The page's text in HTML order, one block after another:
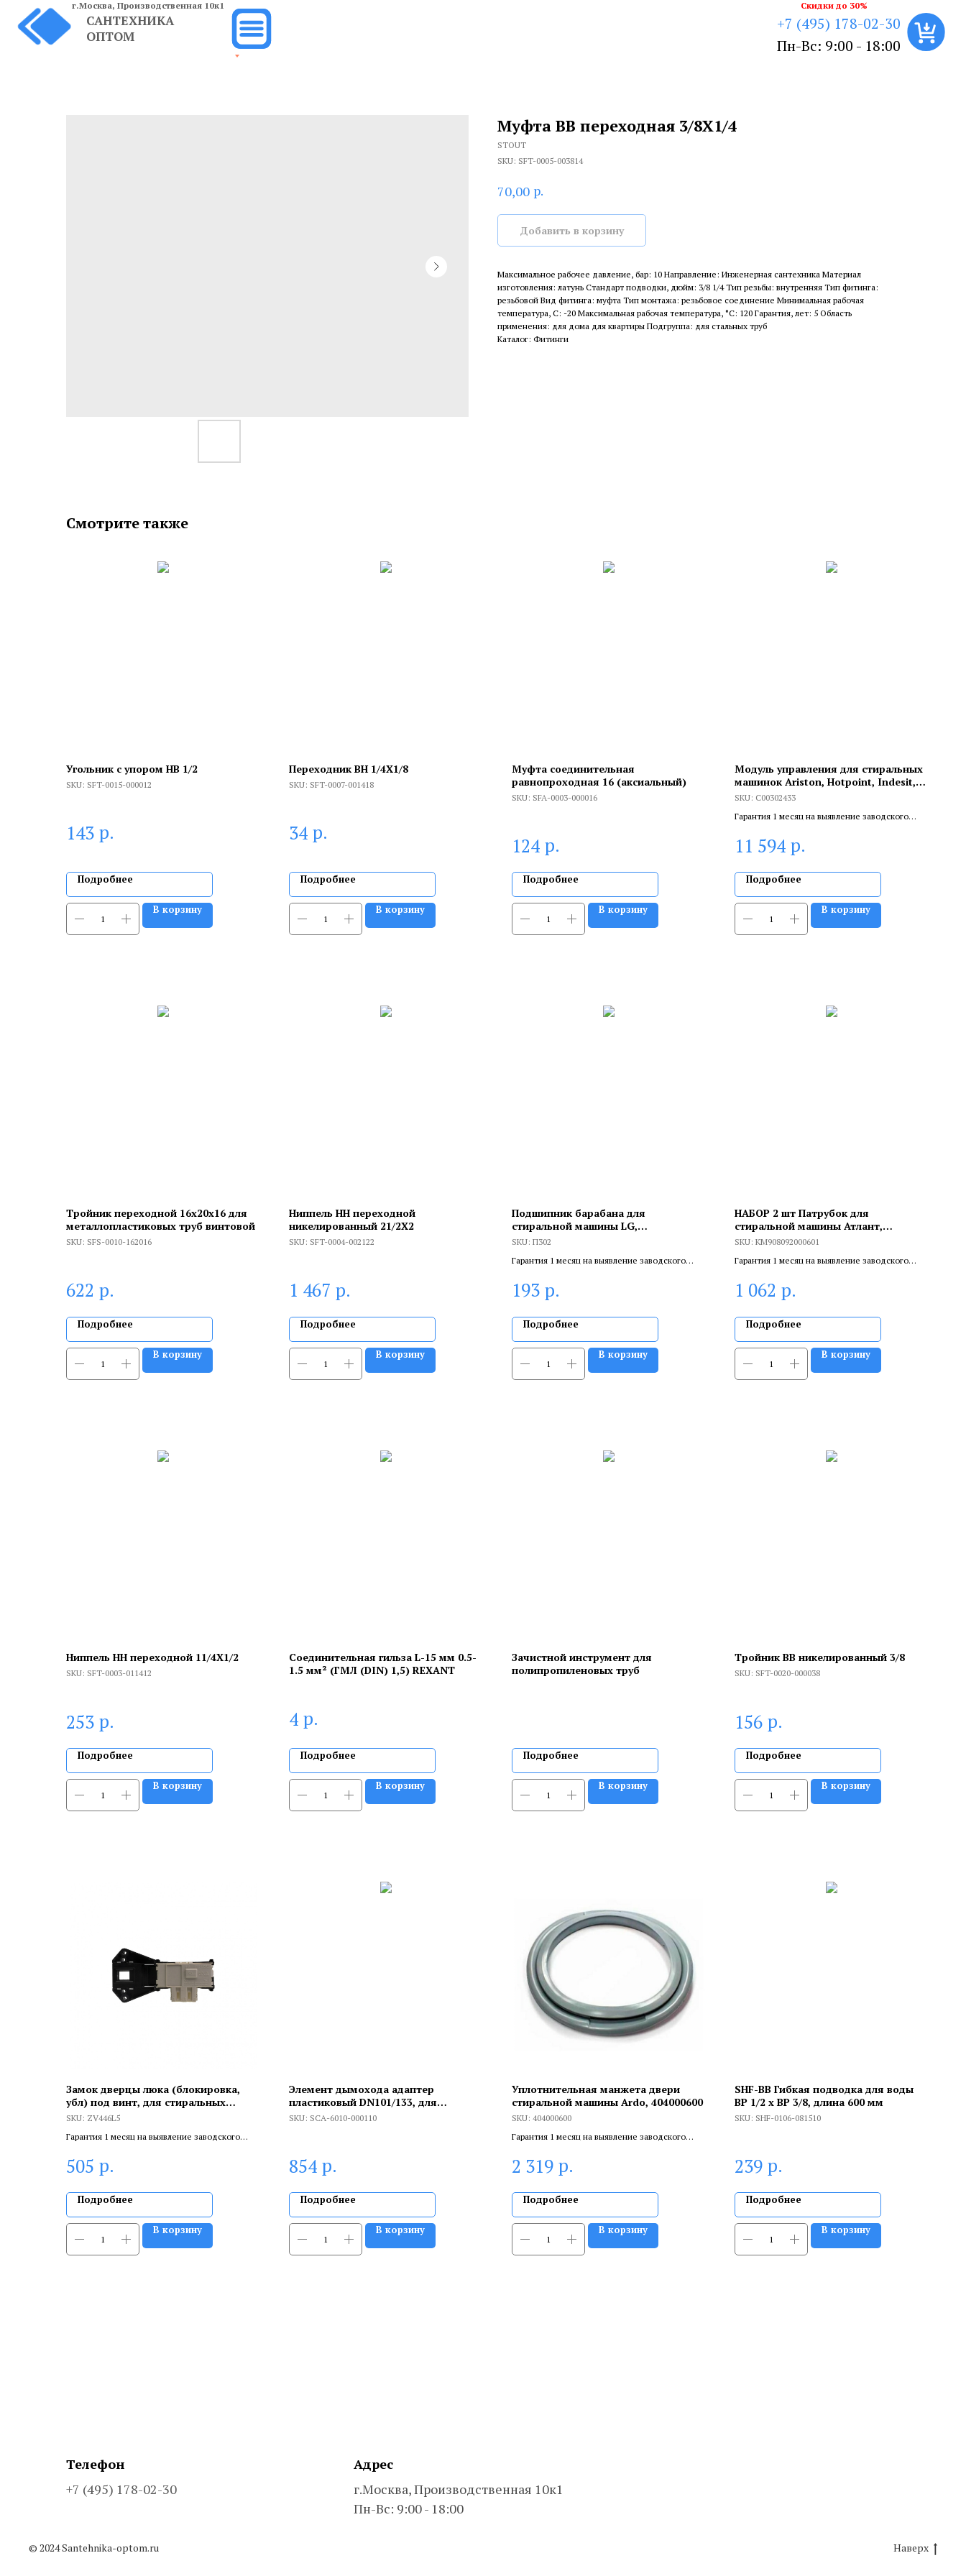
САНТЕХНИКА
ОПТОМ
+7 (495) 178-02-30
Пн-Вс: 9:00 - 18:00
г.Москва, Производственная 10к1 Скидки до 30%
Муфта ВВ переходная 3/8X1/4
STOUT
SKU: SFT-0005-003814
70,00 р.
Добавить в корзину
Максимальное рабочее давление, бар: 10 Направление: Инженерная сантехника Материал
изготовления: латунь Стандарт подводки, дюйм: 3/8 1/4 Тип резьбы: внутренняя Тип фитинга:
резьбовой Вид фитинга: муфта Тип монтажа: резьбовое соединение Минимальная рабочая
температура, С: -20 Максимальная рабочая температура, °С: 120 Гарантия, лет: 5 Область
применения: для дома для квартиры Подгруппа: для стальных труб
Каталог: Фитинги
Смотрите также
Угольник с упором НВ 1/2
SKU: SFT-0015-000012
143 р.
Подробнее
В корзину
Переходник ВН 1/4X1/8
SKU: SFT-0007-001418
34 р.
Подробнее
В корзину
Муфта соединительная
равнопроходная 16 (аксиальный)
SKU: SFA-0003-000016
124 р.
Подробнее
В корзину
Модуль управления для стиральных
машинок Ariston, Hotpoint, Indesit,
C00302433
SKU: C00302433
Гарантия 1 месяц на выявление заводского
сертифицированный специалист.
11 594 р.
Подробнее
В корзину
Тройник переходной 16x20x16 для
металлопластиковых труб винтовой
SKU: SFS-0010-162016
622 р.
Подробнее
В корзину
Ниппель НН переходной
никелированный 21/2X2
SKU: SFT-0004-002122
1 467 р.
Подробнее
В корзину
Подшипник барабана для
стиральной машины LG,
Samsung6302 ZZ, 15х42х13, П302
SKU: П302
Гарантия 1 месяц на выявление заводского
сертифицированный специалист.
193 р.
Подробнее
В корзину
НАБОР 2 шт Патрубок для
стиральной машины Атлант,
KM908092000601
SKU: KM908092000601
Гарантия 1 месяц на выявление заводского
сертифицированный специалист.
1 062 р.
Подробнее
В корзину
Ниппель НН переходной 11/4X1/2
SKU: SFT-0003-011412
253 р.
Подробнее
В корзину
Соединительная гильза L-15 мм 0.5-
1.5 мм² (ГМЛ (DIN) 1,5) REXANT
4 р.
Подробнее
В корзину
Зачистной инструмент для
полипропиленовых труб
Подробнее
В корзину
Тройник ВВ никелированный 3/8
SKU: SFT-0020-000038
156 р.
Подробнее
В корзину
Замок дверцы люка (блокировка,
убл) под винт, для стиральных
машин Samsung Diamond, Eco Bubble,
SKU: ZV446L5
Гарантия 1 месяц на выявление заводского
сертифицированный специалист.
505 р.
Подробнее
В корзину
Элемент дымохода адаптер
пластиковый DN101/133, для
гермитизации терминала при
SKU: SCA-6010-000110
854 р.
Подробнее
В корзину
Уплотнительная манжета двери
стиральной машины Ardo, 404000600
SKU: 404000600
Гарантия 1 месяц на выявление заводского
сертифицированный специалист.
2 319 р.
Подробнее
В корзину
SHF-ВВ Гибкая подводка для воды
ВР 1/2 х ВР 3/8, длина 600 мм
SKU: SHF-0106-081510
239 р.
Подробнее
В корзину
Телефон
+7 (495) 178-02-30
Адрес
г.Москва, Производственная 10к1
Пн-Вс: 9:00 - 18:00
© 2024 Santehnika-optom.ru Наверх